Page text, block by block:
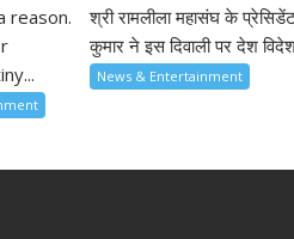
reason.
श्री रामलीला महासंघ के
कुमार ने इस दिवाली पर देश
News & Entertainment